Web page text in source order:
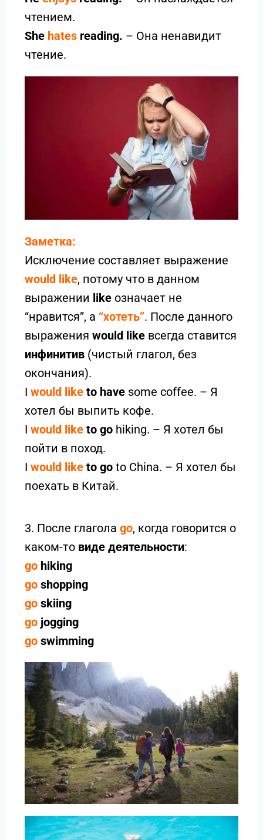
чтением.
She hates reading. – Она ненавидит
чтение.
Заметка:
Исключение составляет выражение
would like, потому что в данном
выражении like означает не
“нравится”, а “хотеть”. После данного
выражения would like всегда ставится
инфинитив (чистый глагол, без
окончания).
I would like to have some coffee. – Я
хотел бы выпить кофе.
I would like to go hiking. – Я хотел бы
пойти в поход.
I would like to go to China. – Я хотел бы
поехать в Китай.
3. После глагола go, когда говорится о
каком-то виде деятельности:
go hiking
go shopping
go skiing
go jogging
go swimming